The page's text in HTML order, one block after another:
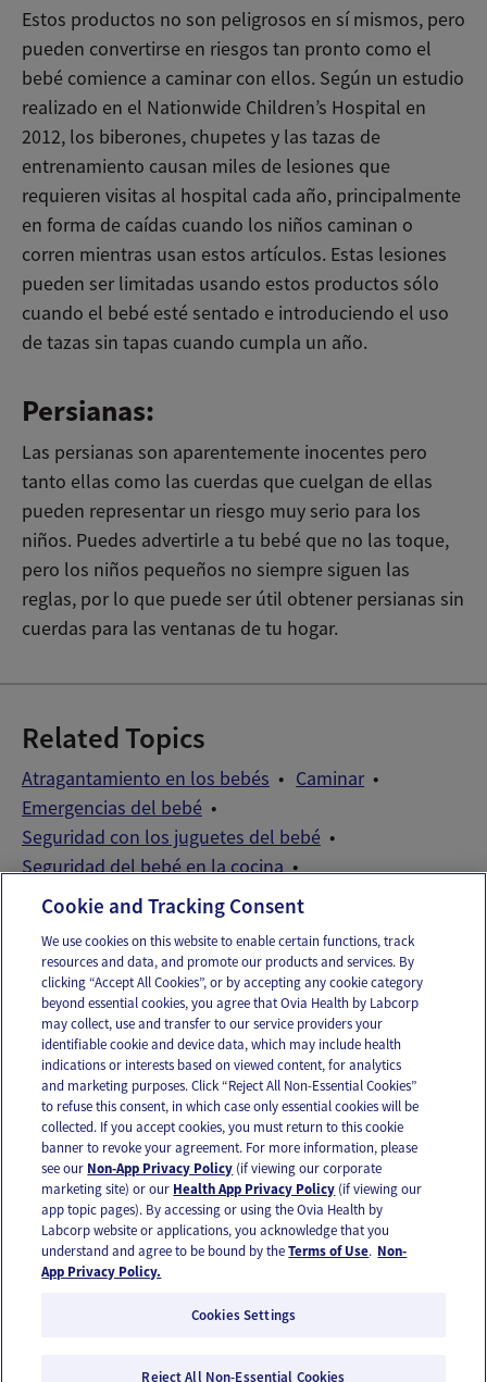
Estos productos no son peligrosos en sí mismos, pero
pueden convertirse en riesgos tan pronto como el
bebé comience a caminar con ellos. Según un estudio
realizado en el Nationwide Children’s Hospital en
2012, los biberones, chupetes y las tazas de
entrenamiento causan miles de lesiones que
requieren visitas al hospital cada año, principalmente
en forma de caídas cuando los niños caminan o
corren mientras usan estos artículos. Estas lesiones
pueden ser limitadas usando estos productos sólo
cuando el bebé esté sentado e introduciendo el uso
de tazas sin tapas cuando cumpla un año.
Persianas:
Las persianas son aparentemente inocentes pero
tanto ellas como las cuerdas que cuelgan de ellas
pueden representar un riesgo muy serio para los
niños. Puedes advertirle a tu bebé que no las toque,
pero los niños pequeños no siempre siguen las
reglas, por lo que puede ser útil obtener persianas sin
cuerdas para las ventanas de tu hogar.
Related Topics
Atragantamiento en los bebés
Caminar
Emergencias del bebé
Seguridad con los juguetes del bebé
Seguridad del bebé en la cocina
Seguridad en la habitación del bebé
Email Text
OUR APPS
FOLLOW US
© 2026 Ovia Health by Labcorp
Cookie and Tracking Consent
We use cookies on this website to enable certain functions, track
resources and data, and promote our products and services. By
clicking “Accept All Cookies”, or by accepting any cookie category
beyond essential cookies, you agree that Ovia Health by Labcorp
may collect, use and transfer to our service providers your
identifiable cookie and device data, which may include health
indications or interests based on viewed content, for analytics
and marketing purposes. Click “Reject All Non-Essential Cookies”
to refuse this consent, in which case only essential cookies will be
collected. If you accept cookies, you must return to this cookie
banner to revoke your agreement. For more information, please
see our Non-App Privacy Policy (if viewing our corporate
marketing site) or our Health App Privacy Policy (if viewing our
app topic pages). By accessing or using the Ovia Health by
Labcorp website or applications, you acknowledge that you
understand and agree to be bound by theTerms of Use. Non-
App Privacy Policy.
Cookies Settings
Reject All Non-Essential Cookies